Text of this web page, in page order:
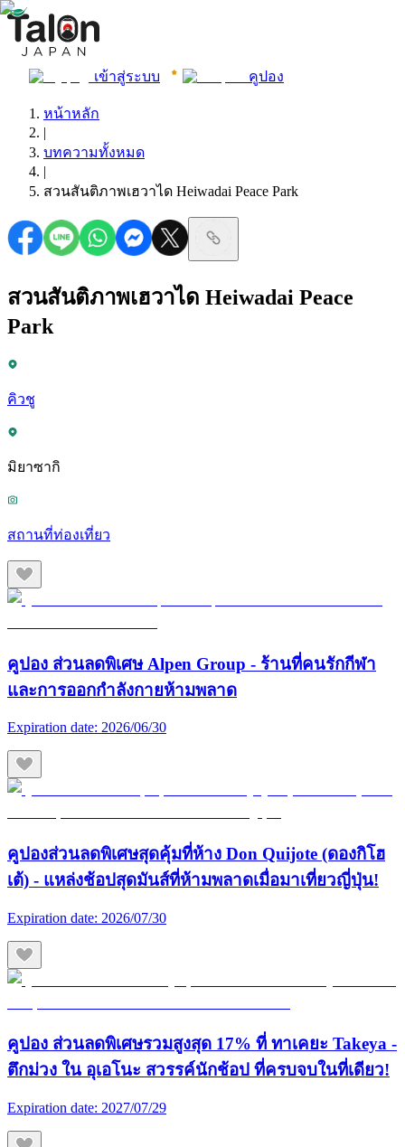
เข้าสู่ระบบ คูปอง
หน้าหลัก
|
บทความทั้งหมด
|
สวนสันติภาพเฮวาได Heiwadai Peace Park
สวนสันติภาพเฮวาได Heiwadai Peace
Park
คิวชู
มิยาซากิ
สถานที่ท่องเที่ยว
คูปอง ส่วนลดพิเศษ Alpen Group - ร้านที่คนรักกีฬา
และการออกกำลังกายห้ามพลาด
Expiration date: 2026/06/30
คูปองส่วนลดพิเศษสุดคุ้มที่ห้าง Don Quijote (ดองกิโฮ
เต้) - แหล่งช้อปสุดมันส์ที่ห้ามพลาดเมื่อมาเที่ยวญี่ปุ่น!
Expiration date: 2026/07/30
คูปอง ส่วนลดพิเศษรวมสูงสุด 17% ที่ ทาเคยะ Takeya -
ตึกม่วง ใน อุเอโนะ สวรรค์นักช้อป ที่ครบจบในที่เดียว!
Expiration date: 2027/07/29